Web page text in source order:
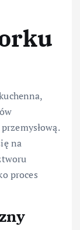
na
proces